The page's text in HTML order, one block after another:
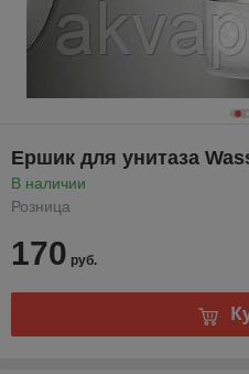
Ершик для унитаза
В наличии
Розница
170 руб.